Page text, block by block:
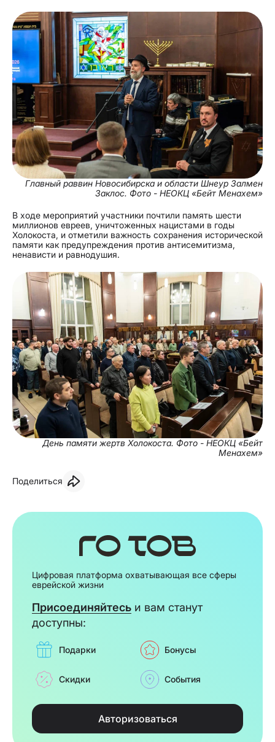
Главный раввин Новосибирска и области Шнеур Залмен
Заклос. Фото - НЕОКЦ «Бейт Менахем»
В ходе мероприятий участники почтили память шести
миллионов евреев, уничтоженных нацистами в годы
Холокоста, и отметили важность сохранения исторической
памяти как предупреждения против антисемитизма,
ненависти и равнодушия.
День памяти жертв Холокоста. Фото - НЕОКЦ «Бейт
Менахем»
Поделиться
Цифровая платформа охватывающая все сферы
еврейской жизни
Присоединяйтесь и вам станут
доступны:
Подарки Бонусы
Скидки События
Авторизоваться